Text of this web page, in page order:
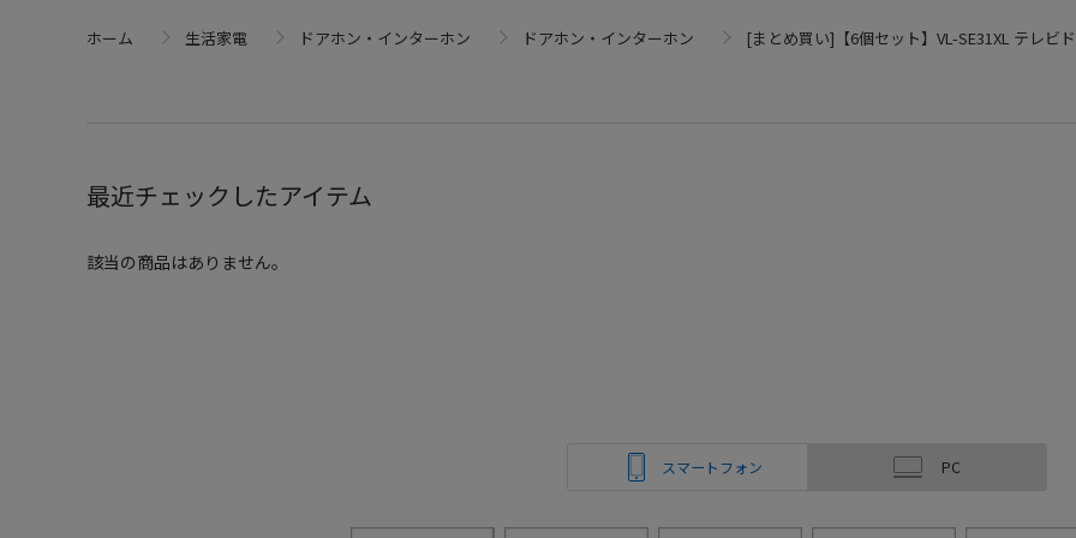
ホーム 生活家電 ドアホン・インターホン ドアホン・インターホン [まとめ買い]【6個セット】VL-SE31XL テレビ
最近チェックしたアイテム
該当の商品はありません。
スマートフォン PC